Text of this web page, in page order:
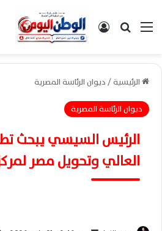
القائمةبحث عن تسجيل الدخول
الرئيسية/ديوان الرئاسة المصرية
ديوان الرئاسة المصرية
الرئيس السيسي يبحث
العالي وتحويل مصر